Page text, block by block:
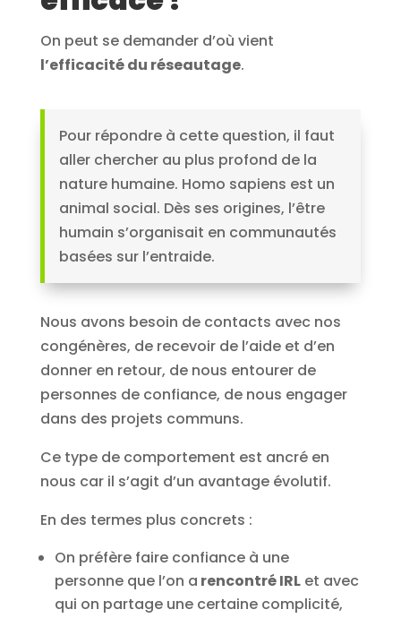
On peut se demander d’où vient
l’efficacité du réseautage.
Pour répondre à cette question, il faut
aller chercher au plus profond de la
nature humaine. Homo sapiens est un
animal social. Dès ses origines, l’être
humain s’organisait en communautés
basées sur l’entraide.
Nous avons besoin de contacts avec nos
congénères, de recevoir de l’aide et d’en
donner en retour, de nous entourer de
personnes de confiance, de nous engager
dans des projets communs.
Ce type de comportement est ancré en
nous car il s’agit d’un avantage évolutif.
En des termes plus concrets :
On préfère faire confiance à une
personne que l’on a rencontré IRLet avec
qui on partage une certaine complicité,